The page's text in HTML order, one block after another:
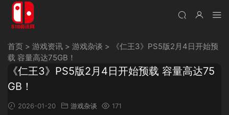
首页 > 游戏资讯 > 游戏杂谈 >
《仁王3》PS5版2月4日开始预
载 容量高达75GB！
《仁王3》PS5版2月4日开始预载 容量高达75
GB！
2026-01-20 游戏杂谈 171